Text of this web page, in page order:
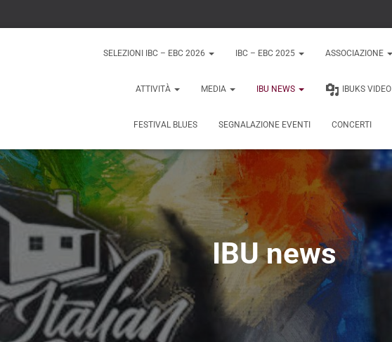
SELEZIONI IBC – EBC 2026 IBC – EBC 2025 ASSOCIAZIONE
ATTIVITÀ MEDIA IBU NEWS IBUKS VIDEO
FESTIVAL BLUES SEGNALAZIONE EVENTI CONCERTI
IBU news